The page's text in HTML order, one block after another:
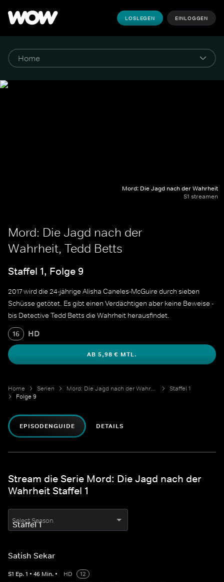
LOSLEGEN EINLOGGEN
Mord: Die Jagd nach der Wahrheit
S1 streamen
Mord: Die Jagd nach der
Wahrheit, Tedd Betts
Staffel 1, Folge 9
2017 wird die 24-jährige Alisha Caneles-McGuire durch sieben
Schüsse getötet. Es gibt einen Verdächtigen aber keine Beweise -
bis Detective Tedd Betts die Wahrheit herausfindet.
16 HD
AB 5,98 € MTL.
Home Serien Mord: Die Jagd nach der Wahrheit
Staffel 1
Folge 9
EPISODENGUIDE DETAILS
Stream die Serie Mord: Die Jagd nach der
Wahrheit Staffel 1
Select Season
Satish Sekar
S1 Ep.1 • 46 Min. • HD
12